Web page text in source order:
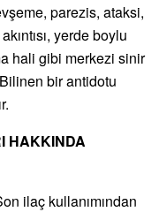
parezis, ataksi,
yerde boylu
hali gibi merkezi sinir
bir antidotu
HAKKINDA
ilaç kullanımından